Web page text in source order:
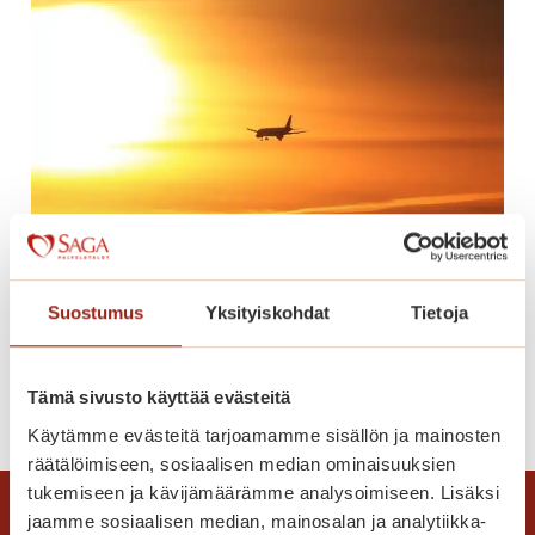
Suostumus Yksityiskohdat Tietoja
Tämä sivusto käyttää evästeitä
Käytämme evästeitä tarjoamamme sisällön ja mainosten
räätälöimiseen, sosiaalisen median ominaisuuksien
tukemiseen ja kävijämäärämme analysoimiseen. Lisäksi
jaamme sosiaalisen median, mainosalan ja analytiikka-
u
e
o
ä
ä
v
ä
Lomaonnea
o
m
a
o